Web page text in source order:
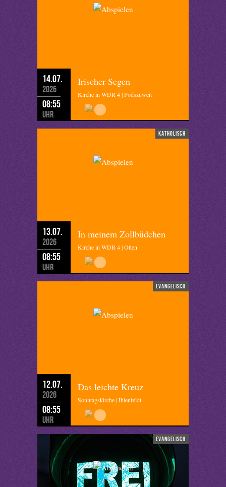
14.07.
2026
08:55
Uhr
Irischer Segen
Kirche in WDR 4 | Podszuweit
katholisch
13.07.
2026
08:55
Uhr
In meinem Zollbüdchen
Kirche in WDR 4 | Otten
evangelisch
12.07.
2026
08:55
Uhr
Das leichte Kreuz
Sonntagskirche | Ihlenfeldt
evangelisch